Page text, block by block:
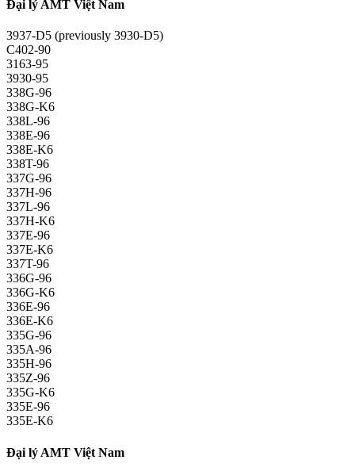
Đại lý AMT Việt Nam
3937-D5 (previously 3930-D5)
C402-90
3163-95
3930-95
338G-96
338G-K6
338L-96
338E-96
338E-K6
338T-96
337G-96
337H-96
337L-96
337H-K6
337E-96
337E-K6
337T-96
336G-96
336G-K6
336E-96
336E-K6
335G-96
335A-96
335H-96
335Z-96
335G-K6
335E-96
335E-K6
Đại lý AMT Việt Nam